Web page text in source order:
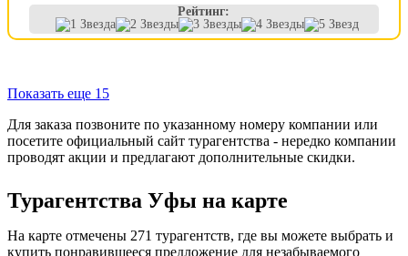
Рейтинг:
Показать еще 15
Для заказа позвоните по указанному номеру компании или
посетите официальный сайт турагентства - нередко компании
проводят акции и предлагают дополнительные скидки.
Турагентства Уфы на карте
На карте отмечены 271 турагентств, где вы можете выбрать и
купить понравившееся предложение для незабываемого